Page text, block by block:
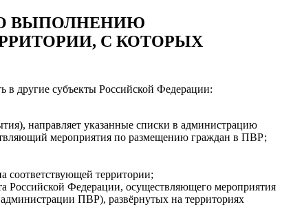
ВЫПОЛНЕНИЮ
С КОТОРЫХ
другие субъекты Российской Федерации:
направляет указанные списки в администрацию
мероприятия по размещению граждан в ПВР;
соответствующей территории;
Российской Федерации, осуществляющего мероприятия
ПВР), развёрнутых на территориях